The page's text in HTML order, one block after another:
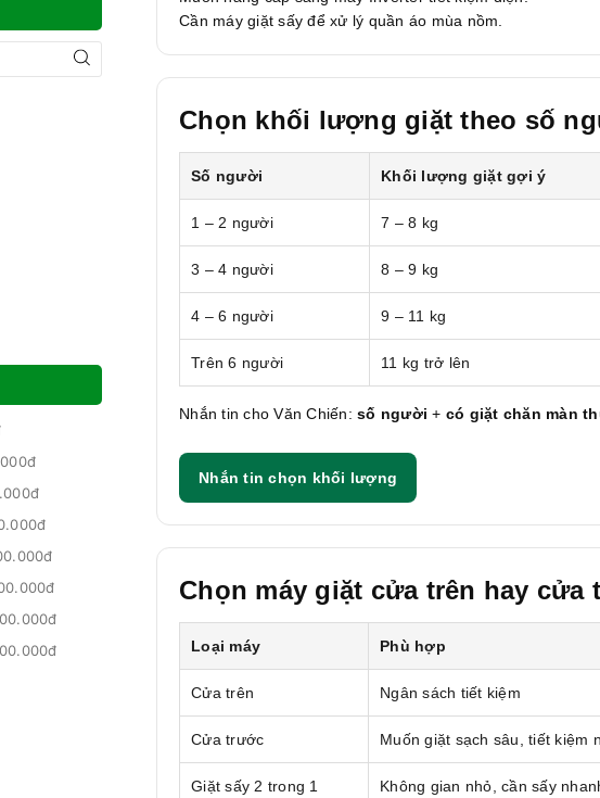
Cần máy giặt sấy để xử lý quần áo mùa nồm.
Chọn khối lượng giặt theo số
Số người Khối lượng giặt gợi ý
1 – 2 người 7 – 8 kg
3 – 4 người 8 – 9 kg
4 – 6 người 9 – 11 kg
Trên 6 người 11 kg trở lên
Nhắn tin cho Văn Chiến: số người + có giặt chăn màn
Nhắn tin chọn khối lượng
Chọn máy giặt cửa trên hay cửa
Loại máy Phù hợp
Cửa trên Ngân sách tiết kiệm
Cửa trước Muốn giặt sạch sâu, tiết kiệm
Giặt sấy 2 trong 1 Không gian nhỏ, cần sấy